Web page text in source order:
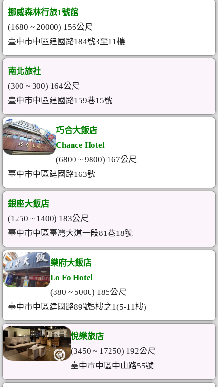
挪威森林行旅1號館
(1680 ~ 20000) 156公尺
臺中市中區建國路184號3至11樓
南北旅社
(300 ~ 300) 164公尺
臺中市中區建國路159巷15號
巧合大飯店
Chance Hotel
(6800 ~ 9800) 167公尺
臺中市中區建國路163號
銀座大飯店
(1250 ~ 1400) 183公尺
臺中市中區臺灣大道一段81巷18號
樂府大飯店
Lo Fo Hotel
(880 ~ 5000) 185公尺
臺中市中區建國路89號5樓之1(5-11樓)
悅樂旅店
(3450 ~ 17250) 192公尺
臺中市中區中山路55號